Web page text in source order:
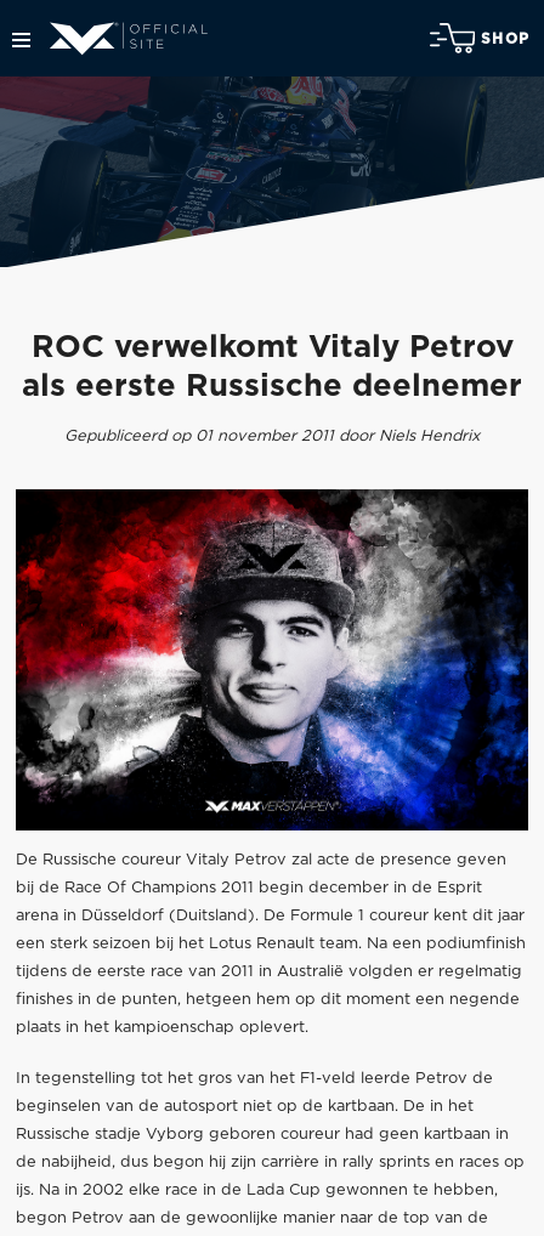
SHOP
ROC verwelkomt Vitaly Petrov
als eerste Russische deelnemer
Gepubliceerd op 01 november 2011 door Niels Hendrix
De Russische coureur Vitaly Petrov zal acte de presence geven
bij de Race Of Champions 2011 begin december in de Esprit
arena in Düsseldorf (Duitsland). De Formule 1 coureur kent dit jaar
een sterk seizoen bij het Lotus Renault team. Na een podiumfinish
tijdens de eerste race van 2011 in Australië volgden er regelmatig
finishes in de punten, hetgeen hem op dit moment een negende
plaats in het kampioenschap oplevert.
In tegenstelling tot het gros van het F1-veld leerde Petrov de
beginselen van de autosport niet op de kartbaan. De in het
Russische stadje Vyborg geboren coureur had geen kartbaan in
de nabijheid, dus begon hij zijn carrière in rally sprints en races op
ijs. Na in 2002 elke race in de Lada Cup gewonnen te hebben,
begon Petrov aan de gewoonlijke manier naar de top van de